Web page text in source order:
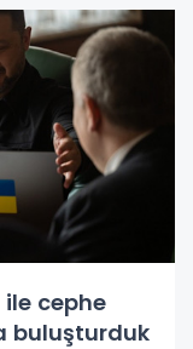
cephe
buluşturduk